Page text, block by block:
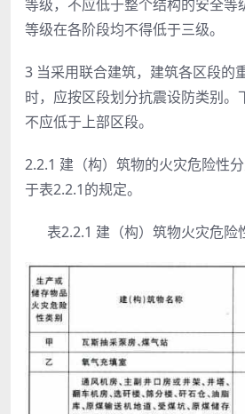
等级，不应低于整个结构的安全等
等级在各阶段均不得低于三级。
3 当采用联合建筑，建筑各区段的
时，应按区段划分抗震设防类别。
不应低于上部区段。
2.2.1 建（构）筑物的火灾危险性
于表2.2.1的规定。
表2.2.1 建（构）筑物火灾危险